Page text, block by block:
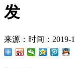
发
来源： 时间：2019-